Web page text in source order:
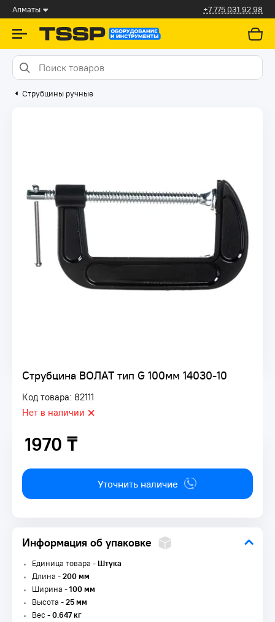
Алматы +7 775 031 92 98
Струбцины ручные
Струбцина ВОЛАТ тип G 100мм 14030-10
Код товара: 82111
Нет в наличии
1970 ₸
1970 ₸
Уточнить наличие
Информация об упаковке
Единица товара -Штука
Длина -200 мм
Ширина -100 мм
Высота -25 мм
Вес -0.647 кг